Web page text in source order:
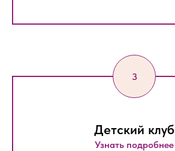
Детский клуб
Узнать подробнее